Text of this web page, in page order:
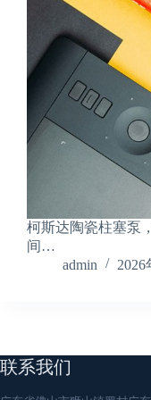
柯斯达陶瓷柱塞泵
间…
admin
2026
联系我们